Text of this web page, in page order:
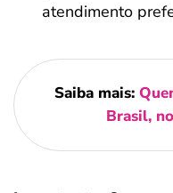
atendimento
Saiba mais:
Brasil,